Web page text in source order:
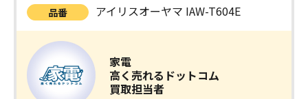
品番 アイリスオーヤマ IAW-T604E
家電
高く売れるドットコム
買取担当者